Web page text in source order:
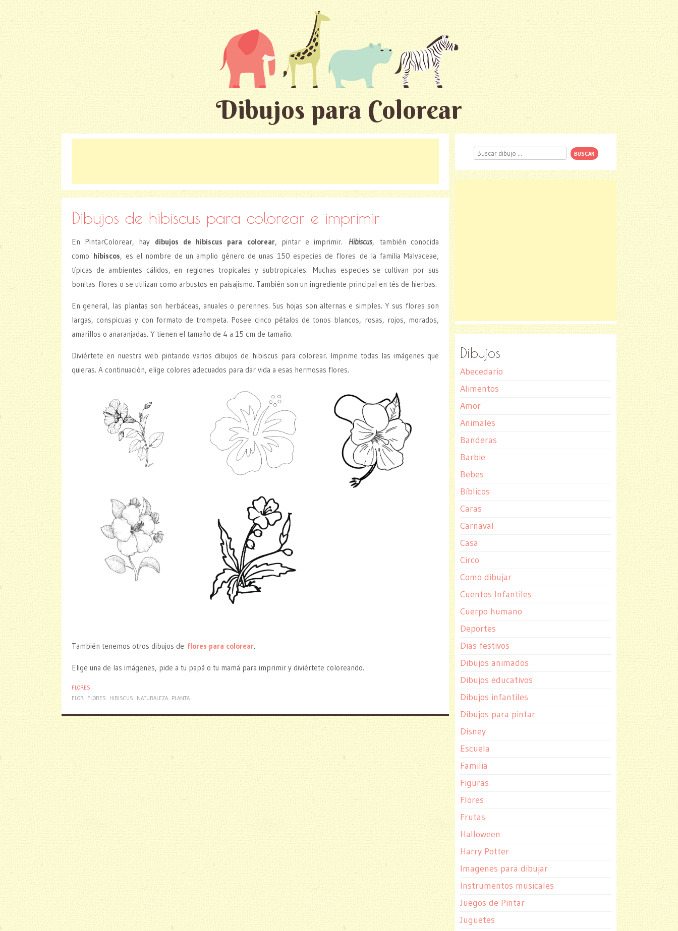
Dibujos para Colorear
Dibujos de hibiscus para colorear e imprimir
En PintarColorear, hay dibujos de hibiscus para colorear, pintar e imprimir. Hibiscus, también conocida
como hibiscos, es el nombre de un amplio género de unas 150 especies de flores de la familia Malvaceae,
típicas de ambientes cálidos, en regiones tropicales y subtropicales. Muchas especies se cultivan por sus
bonitas flores o se utilizan como arbustos en paisajismo. También son un ingrediente principal en tés de hierbas.
En general, las plantas son herbáceas, anuales o perennes. Sus hojas son alternas e simples. Y sus flores son
largas, conspicuas y con formato de trompeta. Posee cinco pétalos de tonos blancos, rosas, rojos, morados,
amarillos o anaranjadas. Y tienen el tamaño de 4 a 15 cm de tamaño.
Diviértete en nuestra web pintando varios dibujos de hibiscus para colorear. Imprime todas las imágenes que
quieras. A continuación, elige colores adecuados para dar vida a esas hermosas flores.
También tenemos otros dibujos de flores para colorear.
Elige una de las imágenes, pide a tu papá o tu mamá para imprimir y diviértete coloreando.
FLORES
FLOR FLORES HIBISCUS NATURALEZA PLANTA
Buscar
Dibujos
Abecedario
Alimentos
Amor
Animales
Banderas
Barbie
Bebes
Bíblicos
Caras
Carnaval
Casa
Circo
Como dibujar
Cuentos Infantiles
Cuerpo humano
Deportes
Dias festivos
Dibujos animados
Dibujos educativos
Dibujos infantiles
Dibujos para pintar
Disney
Escuela
Familia
Figuras
Flores
Frutas
Halloween
Harry Potter
Imagenes para dibujar
Instrumentos musicales
Juegos de Pintar
Juguetes